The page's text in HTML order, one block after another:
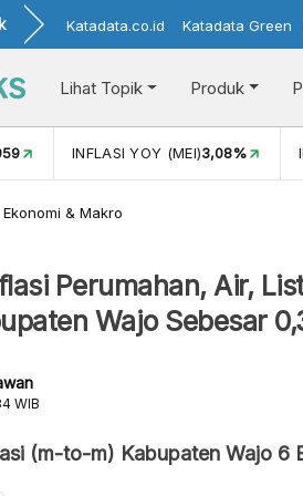
Katadata.co.id Katadata Green
Lihat Topik Produk
INFLASI YOY (MEI)3,08%
Ekonomi & Makro
Perumahan, Air,
Wajo Sebesar
WIB
(m-to-m) Kabupaten Wajo 6